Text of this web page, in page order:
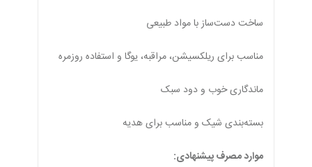
ساخت دست‌ساز با مواد طبیعی
مناسب برای ریلکسیشن، مراقبه، یوگا و استفاده روزمره
ماندگاری خوب و دود سبک
بسته‌بندی شیک و مناسب برای هدیه
موارد مصرف پیشنهادی: